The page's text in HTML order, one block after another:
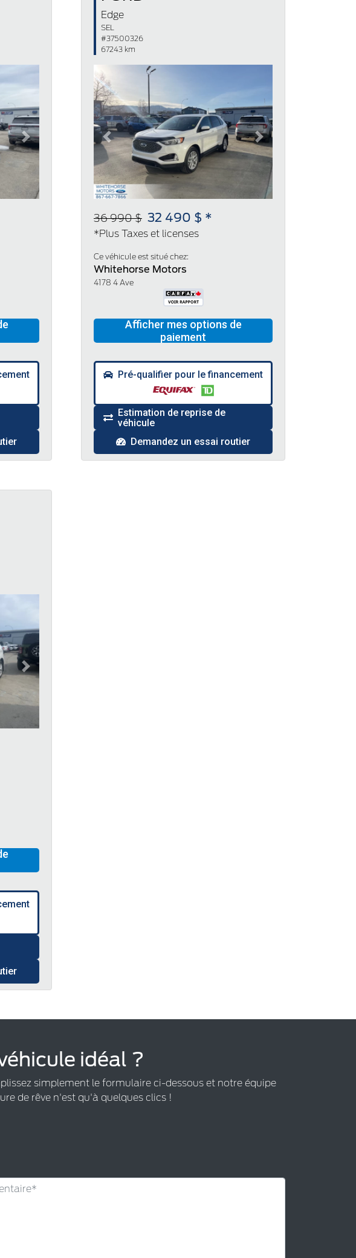
Next
Edge
SEL
#37500326
67243 km
Previous Next
36 990 $ 32 490 $ *
*Plus Taxes et licenses
Ce véhicule est situé chez:
Whitehorse Motors
4178 4 Ave
Pré-qualifier pour le financement
Estimation de reprise de
véhicule
Demandez un essai routier
Next
idéal ?
simplement le formulaire ci-dessous et notre équipe
de rêve n'est qu'à quelques clics !